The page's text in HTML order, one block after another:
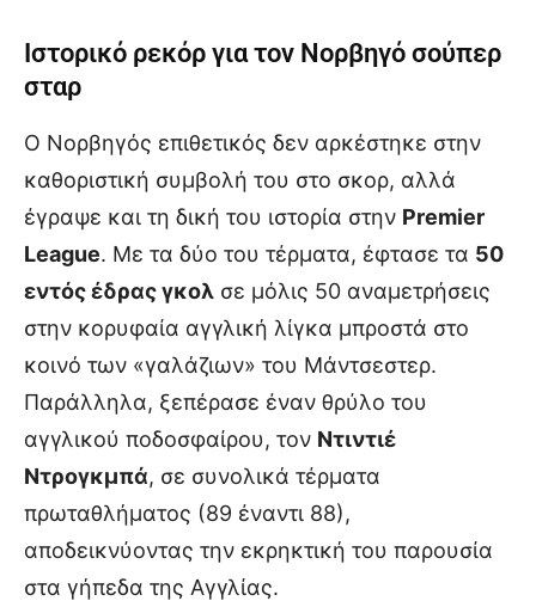
Ιστορικό ρεκόρ για τον Νορβηγό σούπερ
σταρ
Ο Νορβηγός επιθετικός δεν αρκέστηκε στην
καθοριστική συμβολή του στο σκορ, αλλά
έγραψε και τη δική του ιστορία στην Premier
League. Με τα δύο του τέρματα, έφτασε τα 50
εντός έδρας γκολ σε μόλις 50 αναμετρήσεις
στην κορυφαία αγγλική λίγκα μπροστά στο
κοινό των «γαλάζιων» του Μάντσεστερ.
Παράλληλα, ξεπέρασε έναν θρύλο του
αγγλικού ποδοσφαίρου, τον Ντιντιέ
Ντρογκμπά, σε συνολικά τέρματα
πρωταθλήματος (89 έναντι 88),
αποδεικνύοντας την εκρηκτική του παρουσία
στα γήπεδα της Αγγλίας.